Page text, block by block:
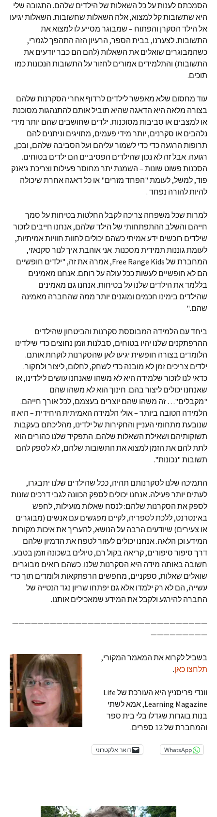
הסמכתם לענות על כל השאלות של הילדים שלהם. התגובה שלי
היא שתשובות קל למצוא, אלה השאלות שחשובות. השאלות יגיעו
אל הילד הסקרן והפתוח – שמבוגר מסייע לו למצוא את
התשובות. לצערנו, בבית הספר, הרעיון הזה התהפך לגמרי,
כשהמבוגרים שואלים את השאלות (להם הם כבר יודעים את
התשובות) והתלמידים אמורים לחזור על התשובות הנכונות כמו
תוכים.
עוד מחסום שלא מאפשר לילדים לרדוף אחרי הסקרנות שלהם
בצורה מלאה היא הדאגה שהיא תוביל אותם להתנהגות מסוכנת
או למצבים או סביבות מסוכנות. ילדים שחושבים שהם יותר מידי
נלהבים או סקרנים, יותר מידי פעמים, מתויגים וניתנים להם
תרופות הרגעה כדי כדי לשמור עליהם ועל הסביבה שלהם, ובכן,
רגועה. אבל זה לא נכון שהילדים הפסיביים הם ילדים בטוחים.
הסכנות פשוט שונות – השמנת יתר מחוסר פעילות וצריכת ג'אנק
פוד, למשל, לעומת "הפחד מזרים" או כל דאגה אחרת שיכולה
להיות להורה נפחד .
למרות שכל משפחה צריכה לקבל החלטות בטיחות על סמך
חייהם והשלב ההתפתחותי של הילד שלהם, אנחנו חייבים לזכור
שילדים רוכשים ידע אמיתי כשהם יכולים לחוות חוויות אמיתיות,
לעומת גוננות תמידית מסכנות. אני אוהבת איך לנור סקנאזי,
המחברת של Free Range Kids, אמרה את זה, "ילדים חופשיים
הם לא חופשיים לעשות ככל עולה על רוחם. אנחנו מאמינים
בללמד את הילדים שלנו על בטיחות. אנחנו גם מאמינים
שהילדים בימינו חכמים ומוגנים יותר ממה שהחברה מאמינה
שהם."
ביחד עם הלמידה המבוססת סקרנות והביטחון שהילדים
ההרפתקנים שלנו יהיו בטוחים, סבלנות וזמן נחוצים כדי שילדינו
הלומדים בצורה חופשית יגיעו לאן שהסקרנות לוקחת אותם.
ילדים צריכים זמן לא מובנה כדי לשחק, לחלום, ליצור ולחקור.
כדאי לנו לזכור שלמידה היא לא משהו שאנחנו עושים לילדינו, או
שאנחנו יכולים ליצור בהם. חינוך הוא לא משהו שהם
"מקבלים"… זה משהו שהם יוצרים בעצמם, לכל אורך חייהם.
הלמידה הטובה ביותר – אולי הלמידה האמיתית היחידית – היא זו
שנובעת מתחומי העניין והחקירות של ילדינו, מהליכתם בעקבות
תשוקותיהם ושאילת השאלות שלהם. התפקיד שלנו כהורים הוא
לתת להם את הזמן למצוא את התשובות שלהם, לא לספק להם
תשובות "נכונות".
התמיכה שלנו לסקרנותם תהיה, ככל שהילדים שלנו יתבגרו,
לעתים יותר פעילה. אנחנו יכולים לספק הכוונה לגבי דרכים שונות
לספק את הסקרנות שלהם: לנסח שאלות מועילות, לחפש
באינטרנט, ללכת לספריה, לקיים מפגשים עם אנשים (מבוגרים
או צעירים) שיודעים הרבה על הנושא, להעריך את איכות מקורות
המידע וכן הלאה. אנחנו יכולים לעזור לטפח את הדמיון שלהם
דרך סיפור סיפורים, קריאה בקול רם, טיולים בשכונה וזמן בטבע.
חשובה באותה מידה היא הסקרנות שלנו. כשהם רואים מבוגרים
שואלים שאלות, ספקניים, מחפשים הרפתקאות ולומדים תוך כדי
עשייה, הם לא רק ילמדו אלא גם יפתחו שריון נגד הנטייה של
החברה להירגע ולקבל את המידע שמאכילים אותנו.
———————————————————————————————
—————————
בשביל לקרוא את המאמר המקורי,
תלחצו כאן.
וונדי פריסניץ היא העורכת של Life
Learning Magazine, אמא לשתי
בנות בוגרות שגדלו בלי בית ספר
והמחברת של 12 ספרים.
WhatsApp דואר אלקטרוני